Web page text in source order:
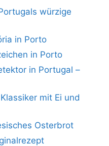
würzige
in Porto
in Porto
in Portugal –
mit Ei und
Osterbrot